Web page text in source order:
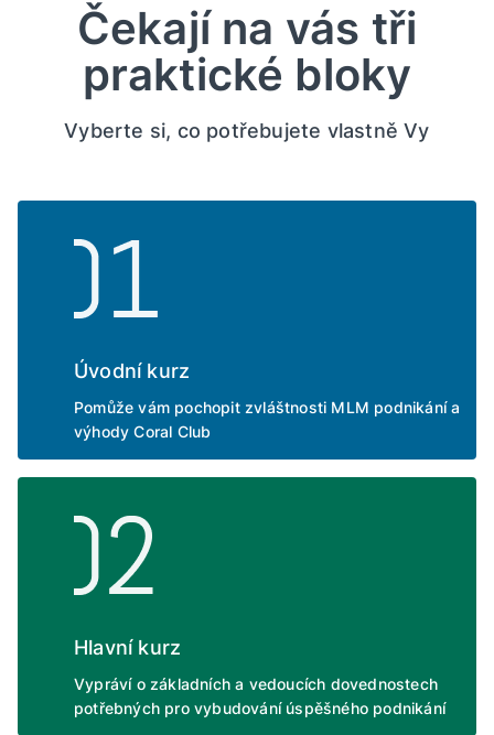
Čekají na vás tři
praktické bloky
Vyberte si, co potřebujete vlastně Vy
Úvodní kurz
Pomůže vám pochopit zvláštnosti MLM podnikání a
výhody Coral Club
Hlavní kurz
Vypráví o základních a vedoucích dovednostech
potřebných pro vybudování úspěšného podnikání